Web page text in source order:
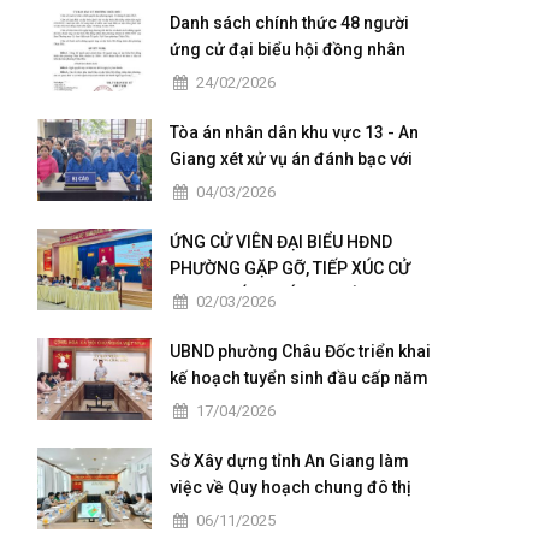
Danh sách chính thức 48 người
ứng cử đại biểu hội đồng nhân
dân của phường Châu Đốc nhiệm
24/02/2026
Tòa án nhân dân khu vực 13 - An
Giang xét xử vụ án đánh bạc với
số tiền giao dịch hơn 4,9 tỷ đồng
04/03/2026
ỨNG CỬ VIÊN ĐẠI BIỂU HĐND
PHƯỜNG GẶP GỠ, TIẾP XÚC CỬ
TRI TẠI CÁC KHÓM THUỘC ĐƠN VỊ
02/03/2026
UBND phường Châu Đốc triển khai
kế hoạch tuyển sinh đầu cấp năm
học 2026 – 2027
17/04/2026
Sở Xây dựng tỉnh An Giang làm
việc về Quy hoạch chung đô thị
Châu Đốc – Vĩnh Tế giai đoạn
06/11/2025